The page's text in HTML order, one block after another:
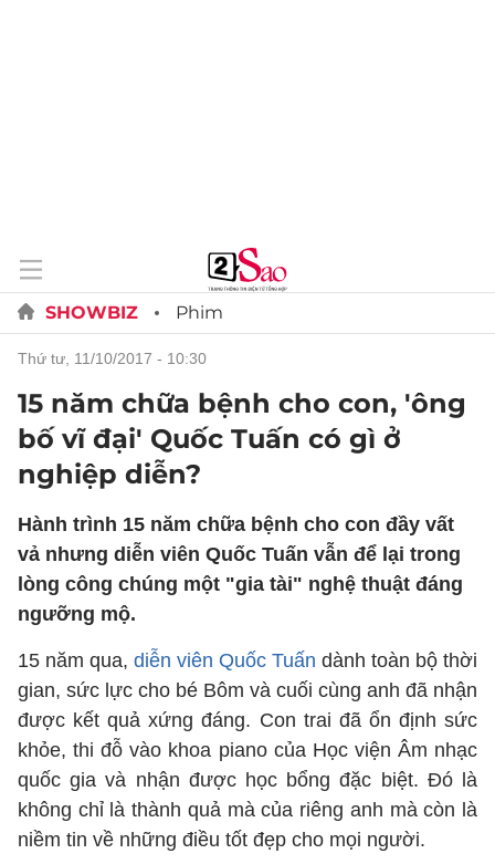
SHOWBIZ Phim
thứ tư, 11/10/2017 - 10:30
15 năm chữa bệnh cho con, 'ông
bố vĩ đại' Quốc Tuấn có gì ở
nghiệp diễn?
Hành trình 15 năm chữa bệnh cho con đầy vất
vả nhưng diễn viên Quốc Tuấn vẫn để lại trong
lòng công chúng một "gia tài" nghệ thuật đáng
ngưỡng mộ.
15 năm qua, diễn viên Quốc Tuấn dành toàn bộ thời
gian, sức lực cho bé Bôm và cuối cùng anh đã nhận
được kết quả xứng đáng. Con trai đã ổn định sức
khỏe, thi đỗ vào khoa piano của Học viện Âm nhạc
quốc gia và nhận được học bổng đặc biệt. Đó là
không chỉ là thành quả mà của riêng anh mà còn là
niềm tin về những điều tốt đẹp cho mọi người.